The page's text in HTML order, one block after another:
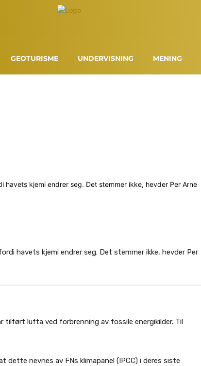
GEOTURISME UNDERVISNING MENING
kjemi endrer seg. Det stemmer ikke, hevder Per Arne
havets kjemi endrer seg. Det stemmer ikke, hevder Per
tilført lufta ved forbrenning av fossile energikilder. Til
dette nevnes av FNs klimapanel (IPCC) i deres siste